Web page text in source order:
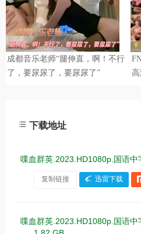
下载地址
喋血群英.2023.HD1080p.国语中
复制链接 迅雷下载
喋血群英.2023.HD1080p.国语